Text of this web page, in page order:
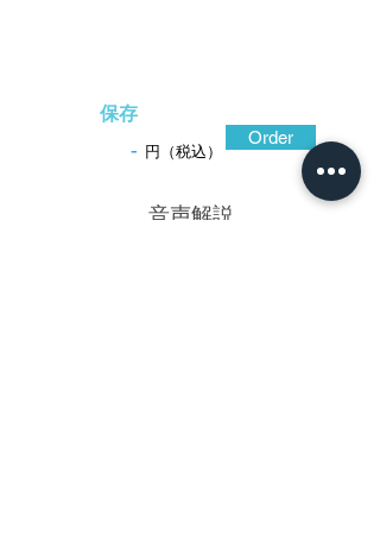
保存
- 円（税込）
Order
​音声解説